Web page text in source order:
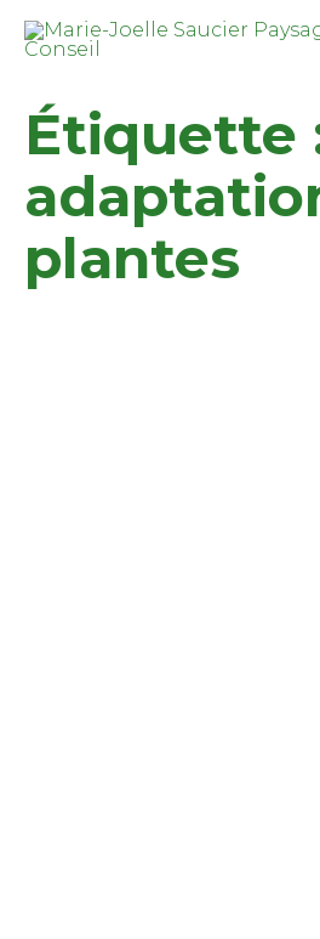
Étiquette
plantes